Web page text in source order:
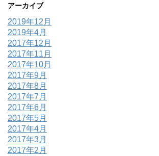
アーカイブ
2019年12月
2019年4月
2017年12月
2017年11月
2017年10月
2017年9月
2017年8月
2017年7月
2017年6月
2017年5月
2017年4月
2017年3月
2017年2月